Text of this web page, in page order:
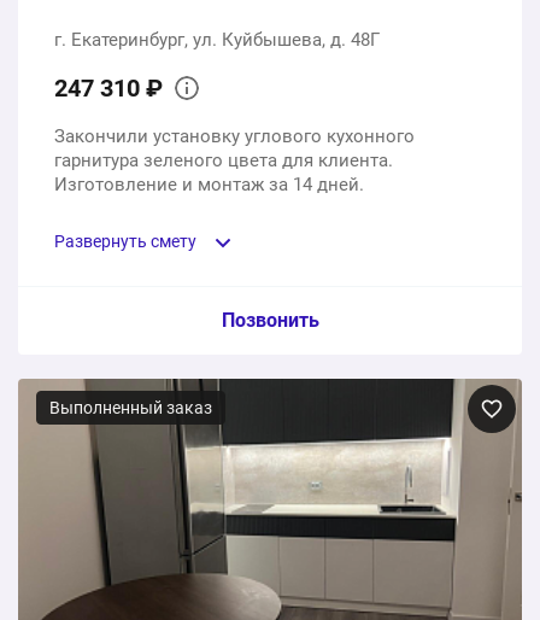
г. Екатеринбург, ул. Куйбышева, д. 48Г
247 310 ₽
Закончили установку углового кухонного
гарнитура зеленого цвета для клиента.
Изготовление и монтаж за 14 дней.
Развернуть смету
Пункт сметы / Ед. изм. / Цена
Угловой кухонный гарнитур из мдф
1 шт.
Общая стоимость: 247310 ₽
Позвонить
Выполненный заказ